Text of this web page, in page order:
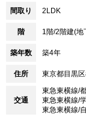
間取り 2LDK
階 1階/2階建(地
築年数 築4年
住所 東京都目黒
交通
東急東横線/
東急東横線/
東急東横線/